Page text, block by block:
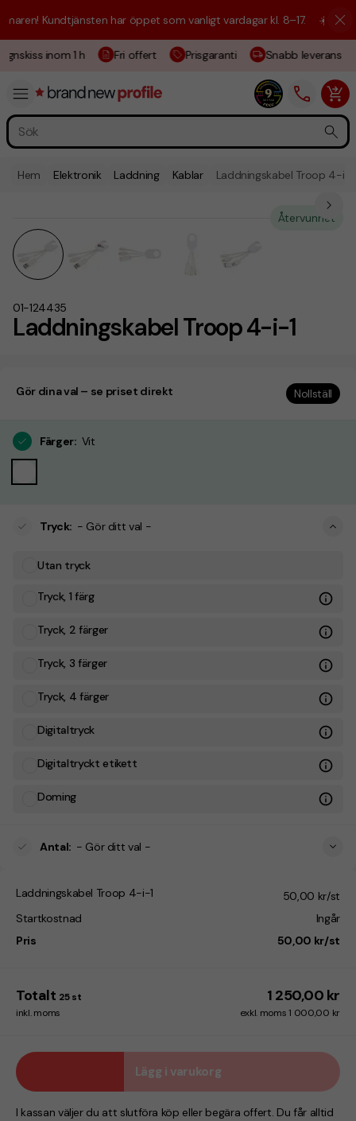
Kundtjänsten har öppet som vanligt vardagar kl. 8–17. ☀️ Vi är
inom 1 h Fri offert Prisgaranti Snabb leverans
Hem Elektronik Laddning Kablar Laddningskabel Troop 4-i-1
Laddningskabel Troop 4-i-1
01-124435
Återvunnet
Gör dina val – se priset direkt Nollställ
Färger: Vit
Tryck: - Gör ditt val -
Utan tryck
Tryck, 1 färg
Tryck, 2 färger
Tryck, 3 färger
Tryck, 4 färger
Digitaltryck
Digitaltryckt etikett
Doming
Antal: - Gör ditt val -
Laddningskabel Troop 4-i-1
50,00 kr/st
Startkostnad
Ingår
Pris
50,00 kr/st
Totalt 25 st 1 250,00 kr
inkl. moms exkl. moms 1 000,00 kr
Lägg i varukorg
I kassan väljer du att slutföra köp eller begära offert. Du får alltid